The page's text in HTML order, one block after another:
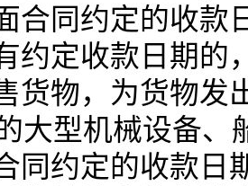
合同约定的收款
约定收款日期的
货物，为货物发
大型机械设备、
同约定的收款日